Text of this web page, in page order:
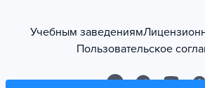
Учебным заведениям
Пользовательское